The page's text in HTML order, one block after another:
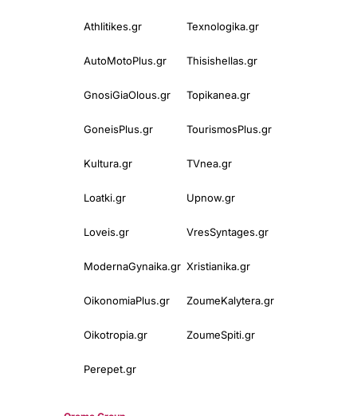
Athlitikes.gr Texnologika.gr
AutoMotoPlus.gr Thisishellas.gr
GnosiGiaOlous.gr Topikanea.gr
GoneisPlus.gr TourismosPlus.gr
Kultura.gr TVnea.gr
Loatki.gr Upnow.gr
Loveis.gr VresSyntages.gr
ModernaGynaika.gr Xristianika.gr
OikonomiaPlus.gr ZoumeKalytera.gr
Oikotropia.gr ZoumeSpiti.gr
Perepet.gr